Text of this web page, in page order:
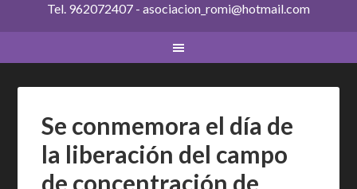
Tel. 962072407 - asociacion_romi@hotmail.com
Se conmemora el día de
la liberación del campo
de concentración de